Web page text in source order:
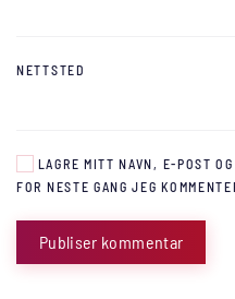
NETTSTED
LAGRE MITT NAVN, E-POST
FOR NESTE GANG JEG
Publiser kommentar